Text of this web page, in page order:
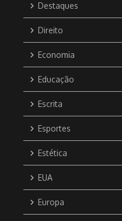
Destaques
Direito
Economia
Educação
Escrita
Esportes
Estética
EUA
Europa